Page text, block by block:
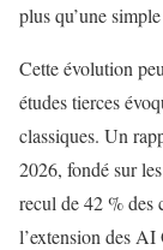
plus qu’une
Cette évolution
études tierces
classiques. Un
2026, fondé sur
recul de 42 % des
l’extension des